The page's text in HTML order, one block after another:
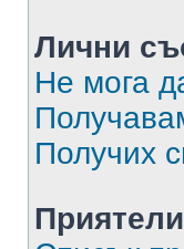
Лични
Не мога
Получих